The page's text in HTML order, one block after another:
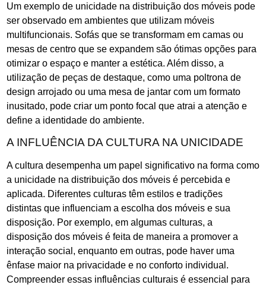
Um exemplo de unicidade na distribuição dos móveis pode
ser observado em ambientes que utilizam móveis
multifuncionais. Sofás que se transformam em camas ou
mesas de centro que se expandem são ótimas opções para
otimizar o espaço e manter a estética. Além disso, a
utilização de peças de destaque, como uma poltrona de
design arrojado ou uma mesa de jantar com um formato
inusitado, pode criar um ponto focal que atrai a atenção e
define a identidade do ambiente.
A INFLUÊNCIA DA CULTURA NA UNICIDADE
A cultura desempenha um papel significativo na forma como
a unicidade na distribuição dos móveis é percebida e
aplicada. Diferentes culturas têm estilos e tradições
distintas que influenciam a escolha dos móveis e sua
disposição. Por exemplo, em algumas culturas, a
disposição dos móveis é feita de maneira a promover a
interação social, enquanto em outras, pode haver uma
ênfase maior na privacidade e no conforto individual.
Compreender essas influências culturais é essencial para